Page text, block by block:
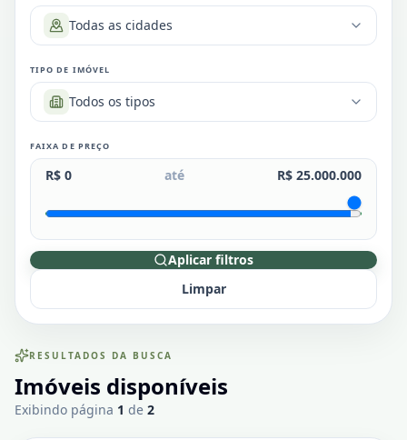
Todas as cidades
TIPO DE IMÓVEL
Todos os tipos
FAIXA DE PREÇO
R$ 0 até R$ 25.000.000
Aplicar filtros
Limpar
RESULTADOS DA BUSCA
Imóveis disponíveis
Exibindo página 1 de 2
Corrêas